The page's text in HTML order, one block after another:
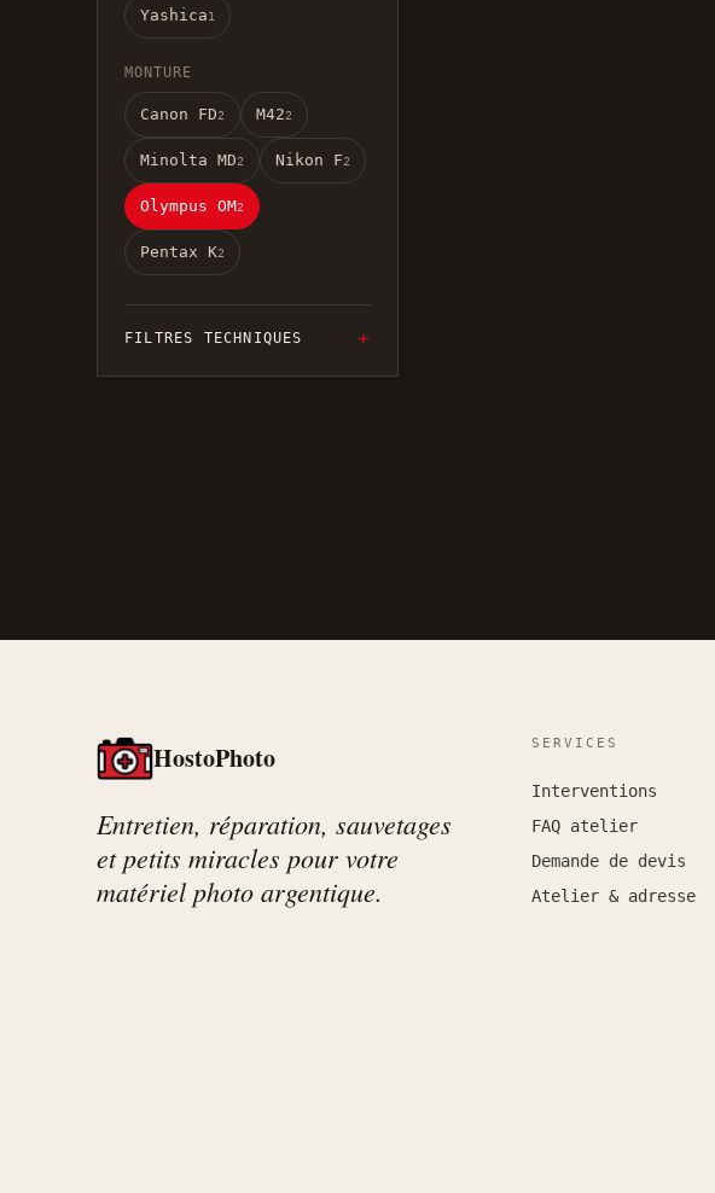
Yashica1
MONTURE
Canon FD2 M422
Minolta MD2 Nikon F2
Olympus OM2
Pentax K2
FILTRES TECHNIQUES
HostoPhoto
Entretien, réparation, sauvetages
et petits miracles pour votre
matériel photo argentique.
SERVICES
Interventions
FAQ atelier
Demande de devis
Atelier & adresse